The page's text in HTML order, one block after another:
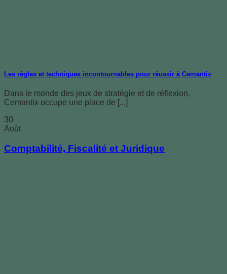
Les règles et techniques incontournables pour réussir à Cemantix
Dans le monde des jeux de stratégie et de réflexion,
Cemantix occupe une place de [...]
30
Août
Comptabilité, Fiscalité et Juridique